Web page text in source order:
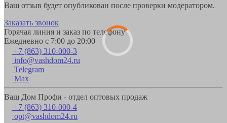
Ваш отзыв будет опубликован после проверки модератором.
Заказать звонок
Горячая линия и заказ по телефону
Ежедневно с 7:00 до 20:00
+7 (863) 310-000-3
info@vashdom24.ru
Telegram
Max
Ваш Дом Профи - отдел оптовых продаж
+7 (863) 310-000-4
opt@vashdom24.ru